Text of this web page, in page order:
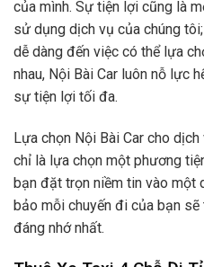
của mình. Sự tiện lợi cũng là
sử dụng dịch vụ của chúng
dễ dàng đến việc có thể lựa
nhau, Nội Bài Car luôn nỗ lực
sự tiện lợi tối đa.
Lựa chọn Nội Bài Car cho dịch
chỉ là lựa chọn một phương
bạn đặt trọn niềm tin vào một
bảo mỗi chuyến đi của bạn
đáng nhớ nhất.